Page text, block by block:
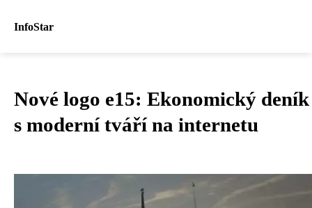
InfoStar
Nové logo e15: Ekonomický deník
s moderní tváří na internetu